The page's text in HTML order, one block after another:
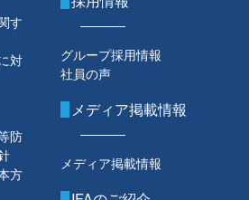
す
対
防
方
グループ採用情報
社員の声
メディア掲載情報
メディア掲載情報